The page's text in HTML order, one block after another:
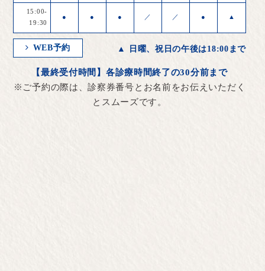
15:00-
19:30
● ● ● ／ ／ ● ▲
WEB予約 ▲ 日曜、祝日の午後は18:00まで
【最終受付時間】各診療時間終了の30分前まで
※ご予約の際は、診察券番号とお名前をお伝えいただく
とスムーズです。